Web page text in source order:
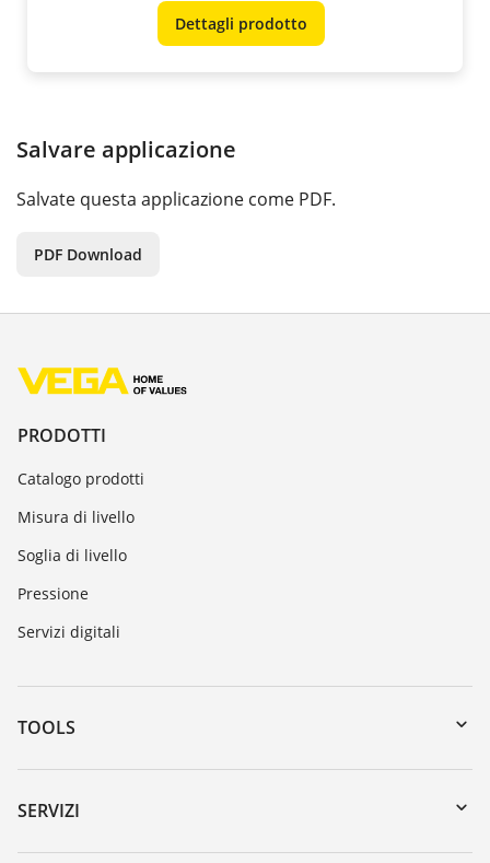
Dettagli prodotto
Salvare applicazione
Salvate questa applicazione come PDF.
PDF Download
PRODOTTI
Catalogo prodotti
Misura di livello
Soglia di livello
Pressione
Servizi digitali
TOOLS
Downloads
Ricerca numero di serie
SERVIZI
Reso apparecchio